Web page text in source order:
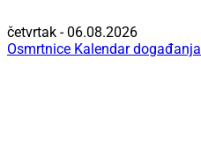
četvrtak - 06.08.2026
Osmrtnice Kalendar događanja